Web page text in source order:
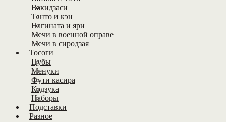
Вакидзаси
Танто и кэн
Нагината и яри
Мечи в военной оправе
Мечи в сиродзая
Тосоги
Цубы
Менуки
Фути касира
Кодзука
Наборы
Подставки
Разное